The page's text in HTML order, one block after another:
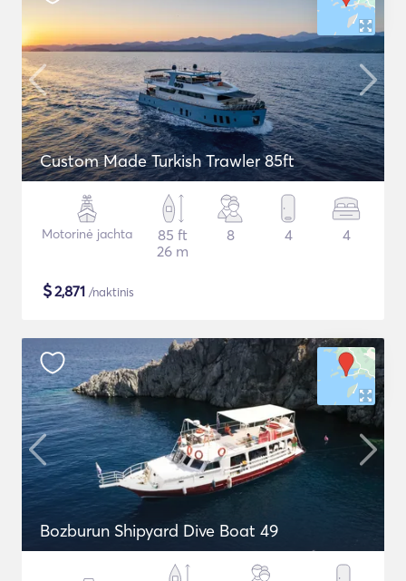
Custom Made Turkish Trawler 85ft
Motorinė jachta
85 ft
26 m
8 4 4
$2,871 /naktinis
Bozburun Shipyard Dive Boat 49